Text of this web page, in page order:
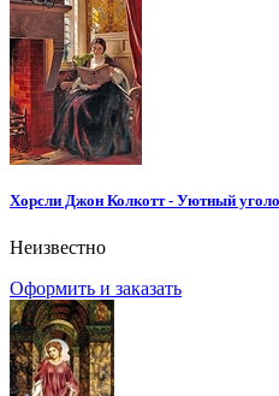
Хорсли Джон Колкотт - Уютный
Неизвестно
Оформить и заказать